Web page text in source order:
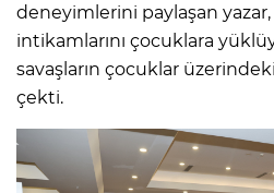
deneyimlerini paylaşan yazar,
intikamlarını çocuklara
savaşların çocuklar
çekti.